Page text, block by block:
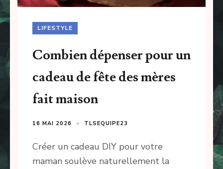
LIFESTYLE
Combien dépenser pour un
cadeau de fête des mères
fait maison
16 MAI 2026 TLSEQUIPE23
Créer un cadeau DIY pour votre
maman soulève naturellement la